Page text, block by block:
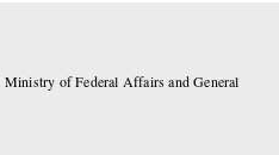
Ministry of Federal Affairs and General